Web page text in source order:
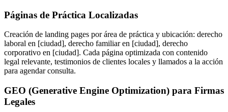
Páginas de Práctica Localizadas
Creación de landing pages por área de práctica y ubicación: derecho
laboral en [ciudad], derecho familiar en [ciudad], derecho
corporativo en [ciudad]. Cada página optimizada con contenido
legal relevante, testimonios de clientes locales y llamados a la acción
para agendar consulta.
GEO (Generative Engine Optimization) para Firmas
Legales